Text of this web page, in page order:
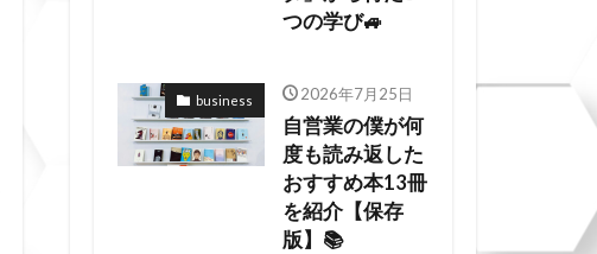
つの学び🚙
business 2026年7月25日
自営業の僕が何
度も読み返した
おすすめ本13冊
を紹介【保存
版】📚